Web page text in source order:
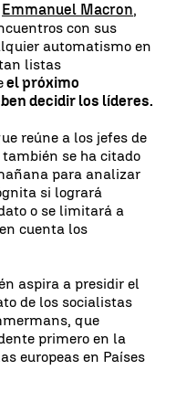
Emmanuel Macron,
con sus
automatismo en
listas
el próximo
decidir los líderes.
reúne a los jefes de
se ha citado
para analizar
si logrará
o se limitará a
cuenta los
aspira a presidir el
de los socialistas
que
primero en la
europeas en Países